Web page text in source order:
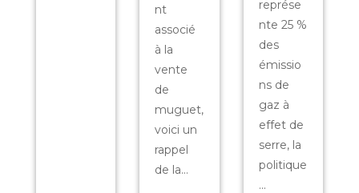
nt
associé
à la
vente
de
muguet,
voici un
rappel
de la...
représe
nte 25 %
des
émissio
ns de
gaz à
effet de
serre, la
politique
...